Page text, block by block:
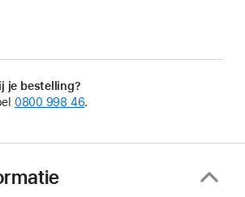
je bestelling?
0800 998 46.